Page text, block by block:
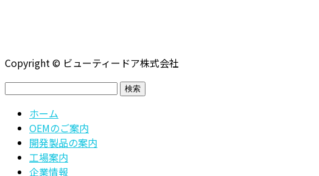
Copyright © ビューティードア株式会社
検
ホーム
OEMのご案内
開発製品の案内
工場案内
企業情報